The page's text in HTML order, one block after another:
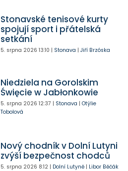
Stonavské tenisové kurty
spojují sport i přátelská
setkání
5. srpna 2026 13:10 | Stonava | Jiří Brzóska
Niedziela na Gorolskim
Święcie w Jabłonkowie
5. srpna 2026 12:37 | Stonava | Otýlie
Tobolová
Nový chodník v Dolní Lutyni
zvýší bezpečnost chodců
5. srpna 2026 8:12| Dolní Lutyně| Libor Běčák